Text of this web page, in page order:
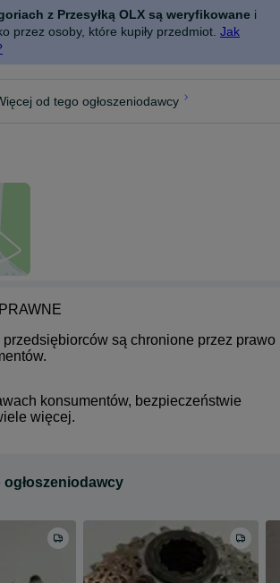
z Przesyłką OLX są weryfikowane i
przez osoby, które kupiły przedmiot. Jak
od tego ogłoszeniodawcy
są chronione przez prawo
konsumentów, bezpieczeństwie
więcej.